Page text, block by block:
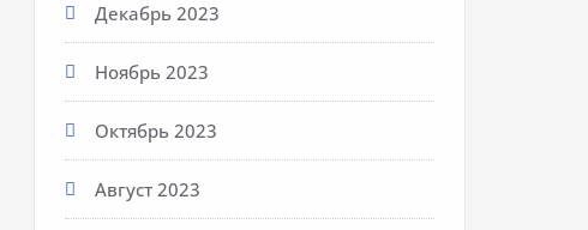
Декабрь 2023
Ноябрь 2023
Октябрь 2023
Август 2023